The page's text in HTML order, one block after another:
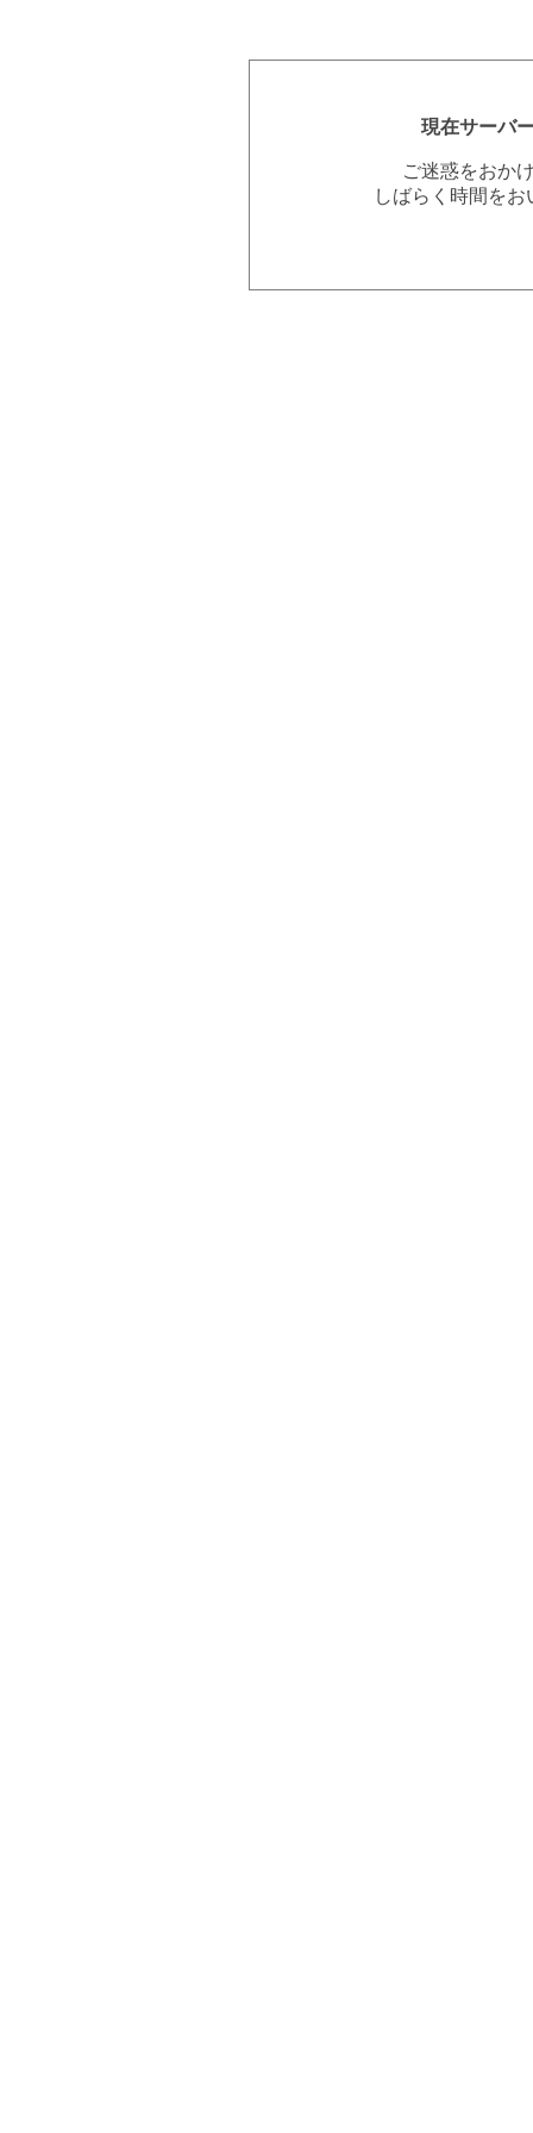
現在サーバ
ご迷惑をおか
しばらく時間を